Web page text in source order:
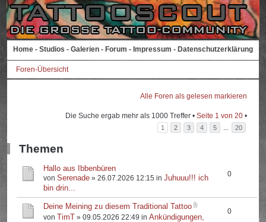
Home - Studios - Galerien - Forum - Impressum - Datenschutzerklärung
Foren-Übersicht
Alle Foren als gelesen markieren
Die Suche ergab mehr als 1000 Treffer • Seite 1 von 20•
1 2 3 4 5 ... 20
Themen
Hallo aus Ibbenbüren
vonSerenade » 26.07.2026 12:15 inJuhuuu!!! ich
bin drin...
0
Deine Meining zu diesem Traditional Tattoo
von TimT » 09.05.2026 22:49 inAnkündigungen,
0